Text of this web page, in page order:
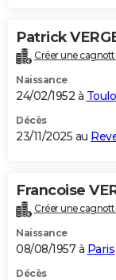
Patrick
Créer une
Naissance
24/02/1952 à
Décès
23/11/2025 au
Francoise
Créer une
Naissance
08/08/1957 à Paris
Décès